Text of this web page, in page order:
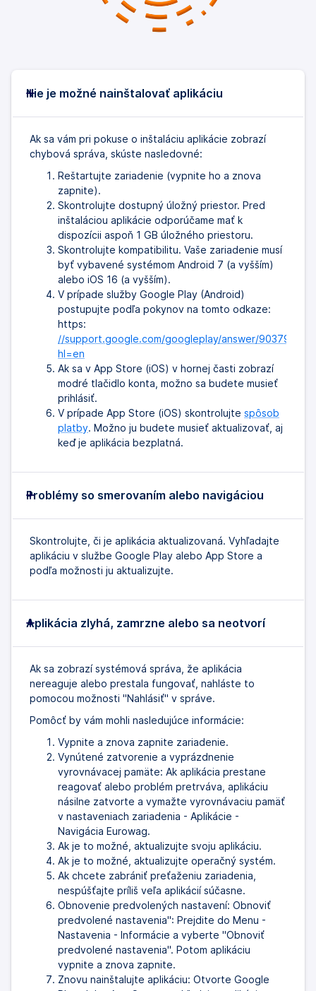
Nie je možné nainštalovať aplikáciu
Ak sa vám pri pokuse o inštaláciu aplikácie zobrazí
chybová správa, skúste nasledovné:
Reštartujte zariadenie (vypnite ho a znova
zapnite).
Skontrolujte dostupný úložný priestor. Pred
inštaláciou aplikácie odporúčame mať k
dispozícii aspoň 1 GB úložného priestoru.
Skontrolujte kompatibilitu. Vaše zariadenie musí
byť vybavené systémom Android 7 (a vyšším)
alebo iOS 16 (a vyšším).
V prípade služby Google Play (Android)
postupujte podľa pokynov na tomto odkaze:
https:
//support.google.com/googleplay/answer/9037938?
hl=en
Ak sa v App Store (iOS) v hornej časti zobrazí
modré tlačidlo konta, možno sa budete musieť
prihlásiť.
V prípade App Store (iOS) skontrolujte spôsob
platby. Možno ju budete musieť aktualizovať, aj
keď je aplikácia bezplatná.
Problémy so smerovaním alebo navigáciou
Skontrolujte, či je aplikácia aktualizovaná. Vyhľadajte
aplikáciu v službe Google Play alebo App Store a
podľa možnosti ju aktualizujte.
Aplikácia zlyhá, zamrzne alebo sa neotvorí
Ak sa zobrazí systémová správa, že aplikácia
nereaguje alebo prestala fungovať, nahláste to
pomocou možnosti "Nahlásiť" v správe.
Pomôcť by vám mohli nasledujúce informácie:
Vypnite a znova zapnite zariadenie.
Vynútené zatvorenie a vyprázdnenie
vyrovnávacej pamäte: Ak aplikácia prestane
reagovať alebo problém pretrváva, aplikáciu
násilne zatvorte a vymažte vyrovnávaciu pamäť
v nastaveniach zariadenia - Aplikácie -
Navigácia Eurowag.
Ak je to možné, aktualizujte svoju aplikáciu.
Ak je to možné, aktualizujte operačný systém.
Ak chcete zabrániť preťaženiu zariadenia,
nespúšťajte príliš veľa aplikácií súčasne.
Obnovenie predvolených nastavení: Obnoviť
predvolené nastavenia": Prejdite do Menu -
Nastavenia - Informácie a vyberte "Obnoviť
predvolené nastavenia". Potom aplikáciu
vypnite a znova zapnite.
Znovu nainštalujte aplikáciu: Otvorte Google